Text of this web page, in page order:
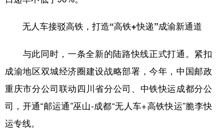
无人车接驳高铁，打造“高铁+快递”成渝新通道
与此同时，一条全新的陆路快线正式打通。紧扣
成渝地区双城经济圈建设战略部署，今年，中国邮政
重庆市分公司联动四川省分公司、中铁快运成都分公
司，开通“邮运通”巫山-成都“无人车+高铁快运”脆李快
运专线。